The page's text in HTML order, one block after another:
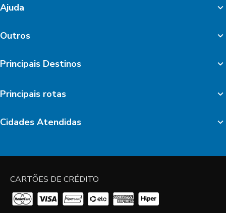
Ajuda
Outros
Principais Destinos
Principais rotas
Cidades Atendidas
CARTÕES DE CRÉDITO